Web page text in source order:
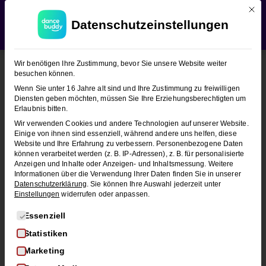
WEDDING SEASON SALE:
Hochzeitstanzkurse!Verwerfen
Schwungvoll durchstarten:
Mit
Datenschutzeinstellungen
Wir benötigen Ihre Zustimmung, bevor Sie unsere Website weiter
besuchen können.
Wenn Sie unter 16 Jahre alt sind und Ihre Zustimmung zu freiwilligen
Diensten geben möchten, müssen Sie Ihre Erziehungsberechtigten um
Erlaubnis bitten.
Wir verwenden Cookies und andere Technologien auf unserer Website.
Einige von ihnen sind essenziell, während andere uns helfen, diese
Website und Ihre Erfahrung zu verbessern. Personenbezogene Daten
können verarbeitet werden (z. B. IP-Adressen), z. B. für personalisierte
Anzeigen und Inhalte oder Anzeigen- und Inhaltsmessung. Weitere
Informationen über die Verwendung Ihrer Daten finden Sie in unserer
Datenschutzerklärung. Sie können Ihre Auswahl jederzeit unter
Einstellungen widerrufen oder anpassen.
Es folgt eine Liste der Service-Gruppen, für die eine
Essenziell
Statistiken
Marketing